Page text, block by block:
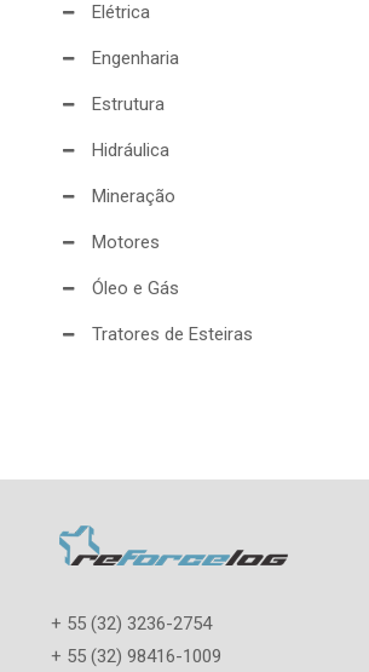
Elétrica
Engenharia
Estrutura
Hidráulica
Mineração
Motores
Óleo e Gás
Tratores de Esteiras
+ 55 (32) 3236-2754
+ 55 (32) 98416-1009